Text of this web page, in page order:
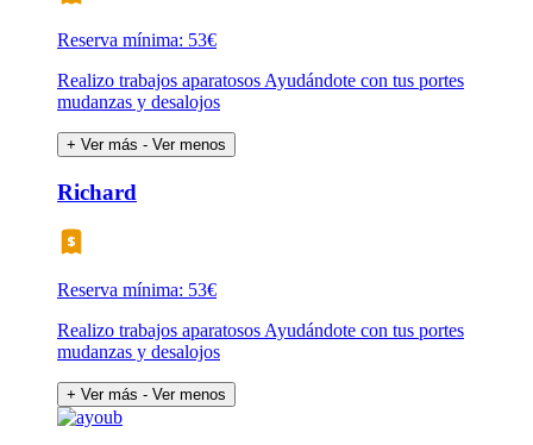
Reserva mínima: 53€
Realizo trabajos aparatosos Ayudándote con tus portes
mudanzas y desalojos
+ Ver más - Ver menos
Richard
Reserva mínima: 53€
Realizo trabajos aparatosos Ayudándote con tus portes
mudanzas y desalojos
+ Ver más - Ver menos